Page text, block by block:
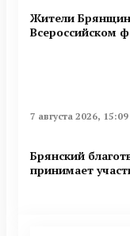
Жители
Всероссийском
7 августа 2026, 15:09
Брянский
принимает